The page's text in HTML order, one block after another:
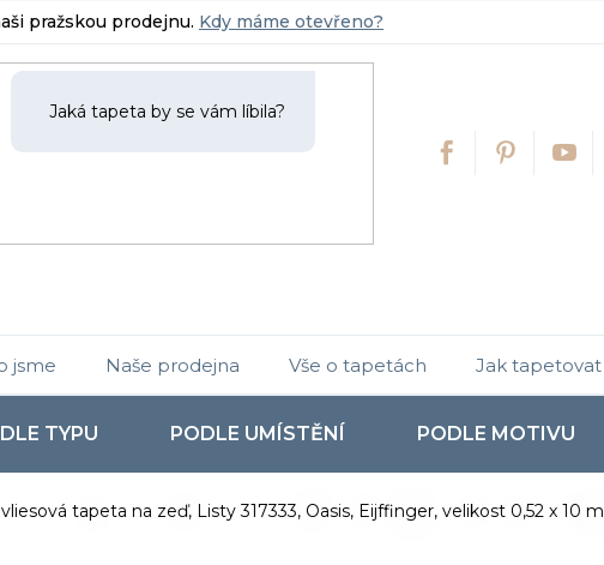
pražskou prodejnu. Kdy máme otevřeno?
TYPU PODLE UMÍSTĚNÍ PODLE MOTIVU
jsme Naše prodejna Vše o tapetách Jak tapetovat
tapeta na zeď, Listy 317333, Oasis, Eijffinger, velikost 0,52 x 10 m